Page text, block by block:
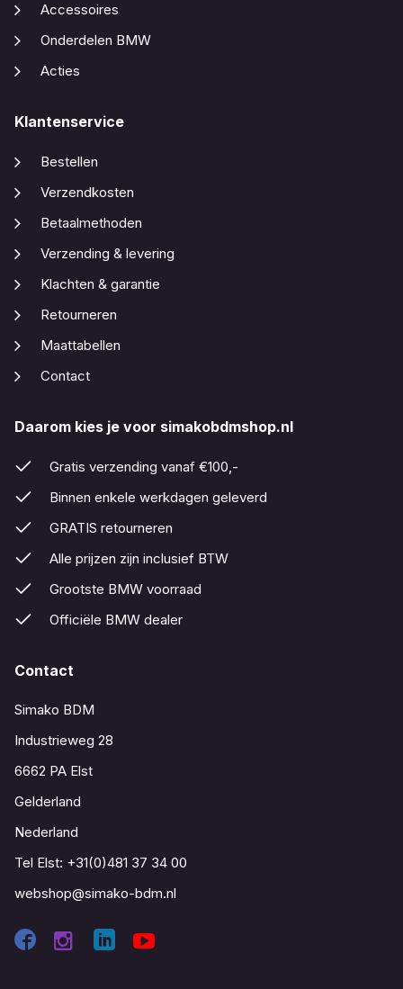
Accessoires
Onderdelen BMW
Acties
Klantenservice
Bestellen
Verzendkosten
Betaalmethoden
Verzending & levering
Klachten & garantie
Retourneren
Maattabellen
Contact
Daarom kies je voor simakobdmshop.nl
Gratis verzending vanaf €100,-
Binnen enkele werkdagen geleverd
GRATIS retourneren
Alle prijzen zijn inclusief BTW
Grootste BMW voorraad
Officiële BMW dealer
Contact
Simako BDM
Industrieweg 28
6662 PA Elst
Gelderland
Nederland
Tel Elst: +31(0)481 37 34 00
webshop@simako-bdm.nl